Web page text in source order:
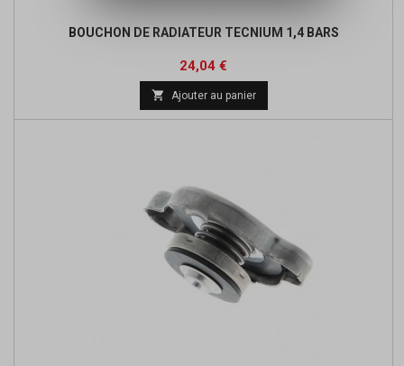
BOUCHON DE RADIATEUR TECNIUM 1,4 BARS
Prix
24,04 €
 Ajouter au panier